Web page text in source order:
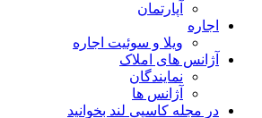
آپارتمان
اجاره
ویلا و سوئیت اجاره
آژانس های املاک
نمایندگان
آژانس ها
در مجله کاسپی لند بخوانید